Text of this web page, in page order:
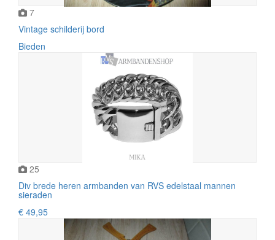
7
Vintage schilderij bord
Bieden
25
Div brede heren armbanden van RVS edelstaal mannen
sieraden
€ 49,95